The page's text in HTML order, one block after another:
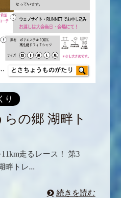
り
の郷 湖畔ト
走るレース！ 第3
トレ...
続きを読む